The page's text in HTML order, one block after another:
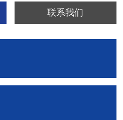
联系我们